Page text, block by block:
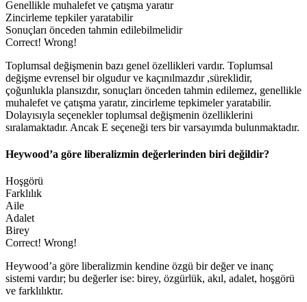
Genellikle muhalefet ve çatışma yaratır
Zincirleme tepkiler yaratabilir
Sonuçları önceden tahmin edilebilmelidir
Correct! Wrong!
Toplumsal değişmenin bazı genel özellikleri vardır. Toplumsal
değişme evrensel bir olgudur ve kaçınılmazdır ,süreklidir,
çoğunlukla plansızdır, sonuçları önceden tahmin edilemez, genellikle
muhalefet ve çatışma yaratır, zincirleme tepkimeler yaratabilir.
Dolayısıyla seçenekler toplumsal değişmenin özelliklerini
sıralamaktadır. Ancak E seçeneği ters bir varsayımda bulunmaktadır.
Heywood’a göre liberalizmin değerlerinden biri değildir?
Hoşgörü
Farklılık
Aile
Adalet
Birey
Correct! Wrong!
Heywood’a göre liberalizmin kendine özgü bir değer ve inanç
sistemi vardır; bu değerler ise: birey, özgürlük, akıl, adalet, hoşgörü
ve farklılıktır.